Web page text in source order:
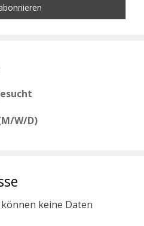
W/D)
keine Daten